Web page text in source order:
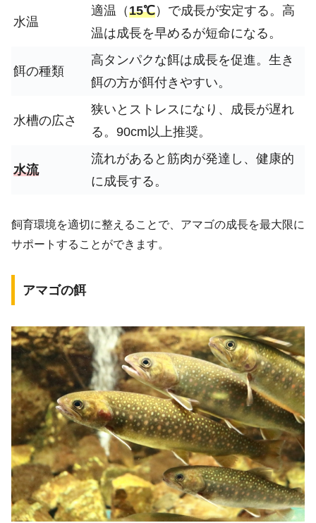
水温
適温（15℃）で成長が安定する。高
温は成長を早めるが短命になる。
餌の種類
高タンパクな餌は成長を促進。生き
餌の方が餌付きやすい。
水槽の広さ
狭いとストレスになり、成長が遅れ
る。90cm以上推奨。
水流
流れがあると筋肉が発達し、健康的
に成長する。
飼育環境を適切に整えることで、アマゴの成長を最大限に
サポートすることができます。
アマゴの餌